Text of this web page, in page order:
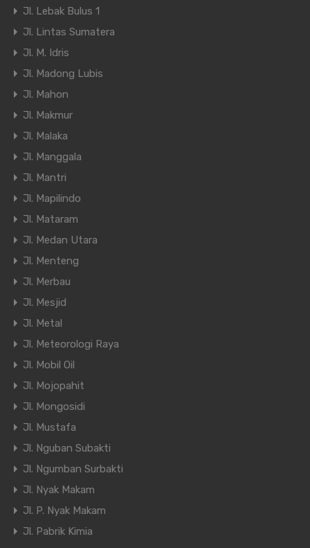
Jl. Lebak Bulus 1
Jl. Lintas Sumatera
Jl. M. Idris
Jl. Madong Lubis
Jl. Mahon
Jl. Makmur
Jl. Malaka
Jl. Manggala
Jl. Mantri
Jl. Mapilindo
Jl. Mataram
Jl. Medan Utara
Jl. Menteng
Jl. Merbau
Jl. Mesjid
Jl. Metal
Jl. Meteorologi Raya
Jl. Mobil Oil
Jl. Mojopahit
Jl. Mongosidi
Jl. Mustafa
Jl. Nguban Subakti
Jl. Ngumban Surbakti
Jl. Nyak Makam
Jl. P. Nyak Makam
Jl. Pabrik Kimia